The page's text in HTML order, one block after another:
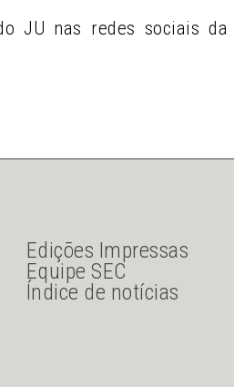
JU nas redes sociais da
JU menu sanduiche
Edições Impressas
Equipe SEC
Índice de notícias